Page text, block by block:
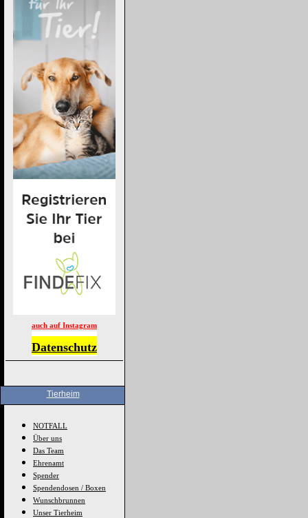
auch auf Instagram
Datenschutz
Tierheim
NOTFALL
Über uns
Das Team
Ehrenamt
Spender
Spendendosen / Boxen
Wunschbrunnen
Unser Tierheim